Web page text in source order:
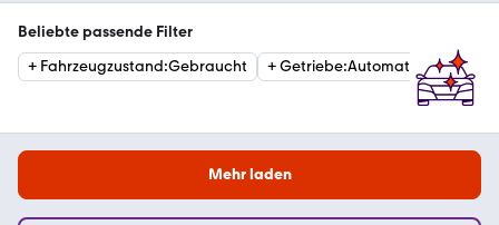
Beliebte passende Filter
+ Fahrzeugzustand:Gebraucht +Getriebe:Automatik +Preis
Mehr laden